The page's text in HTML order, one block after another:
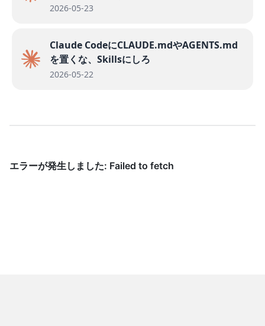
2026-05-23
Claude CodeにCLAUDE.mdやAGENTS.md
を置くな、Skillsにしろ
2026-05-22